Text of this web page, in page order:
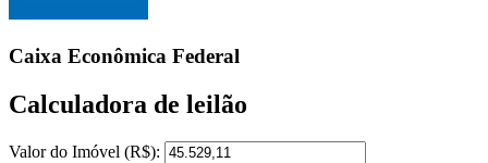
Caixa Econômica Federal
Calculadora de leilão
Valor do Imóvel (R$):